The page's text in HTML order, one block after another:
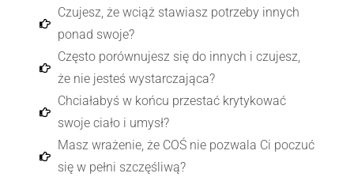
Czujesz, że wciąż stawiasz potrzeby innych
ponad swoje?
Często porównujesz się do innych i czujesz,
że nie jesteś wystarczająca?
Chciałabyś w końcu przestać krytykować
swoje ciało i umysł?
Masz wrażenie, że COŚ nie pozwala Ci poczuć
się w pełni szczęśliwą?